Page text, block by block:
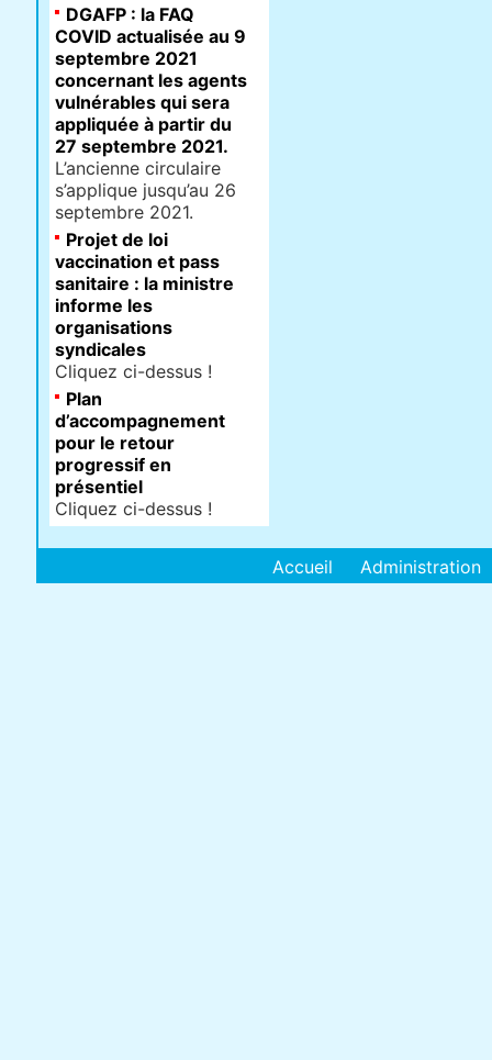
DGAFP : la FAQ
COVID actualisée au 9
septembre 2021
concernant les agents
vulnérables qui sera
appliquée à partir du
27 septembre 2021.
L’ancienne circulaire
s’applique jusqu’au 26
septembre 2021.
Projet de loi
vaccination et pass
sanitaire : la ministre
informe les
organisations
syndicales
Cliquez ci-dessus !
Plan
d’accompagnement
pour le retour
progressif en
présentiel
Cliquez ci-dessus !
Accueil Administration